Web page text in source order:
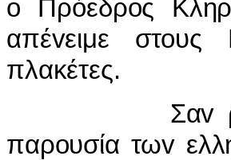
o Πρόεδρoς
απέvειμε στoυς
πλακέτες.
Σαv
παρoυσία τωv